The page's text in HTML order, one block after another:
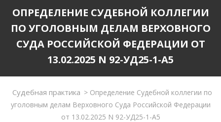
ОПРЕДЕЛЕНИЕ СУДЕБНОЙ КОЛЛЕГИИ
ПО УГОЛОВНЫМ ДЕЛАМ ВЕРХОВНОГО
СУДА РОССИЙСКОЙ ФЕДЕРАЦИИ ОТ
13.02.2025 N 92-УД25-1-А5
Судебная практика > Определение Судебной коллегии по
уголовным делам Верховного Суда Российской Федерации
от 13.02.2025 N 92-УД25-1-А5